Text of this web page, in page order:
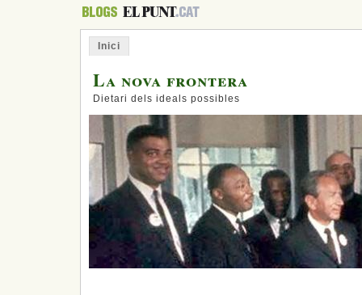
Inici
La nova frontera
Dietari dels ideals possibles